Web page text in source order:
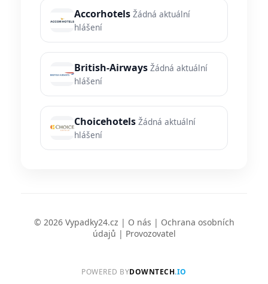
Accorhotels Žádná aktuální
hlášení
British-Airways Žádná aktuální
hlášení
Choicehotels Žádná aktuální
hlášení
© 2026 Vypadky24.cz | O nás | Ochrana osobních
údajů | Provozovatel
POWERED BYDOWNTECH.IO